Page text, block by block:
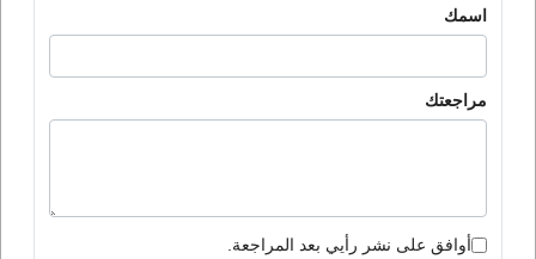
اسمك
مراجعتك
أوافق على نشر رأيي بعد المراجعة.